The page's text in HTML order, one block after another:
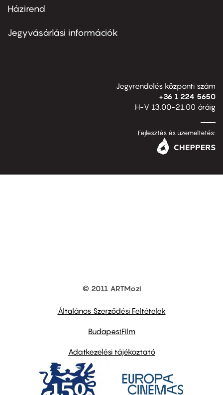
Footer
second
Házirend
Jegyvásárlási információk
Jegyrendelés központi szám
+36 1 224 5650
H-V 13.00-21.00 óráig
Fejlesztés és üzemeltetés:
© 2011 ARTMozi
Általános Szerződési Feltételek
BudapestFilm
Adatkezelési tájékoztató